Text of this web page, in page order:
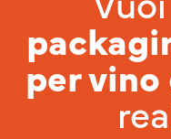
per vino